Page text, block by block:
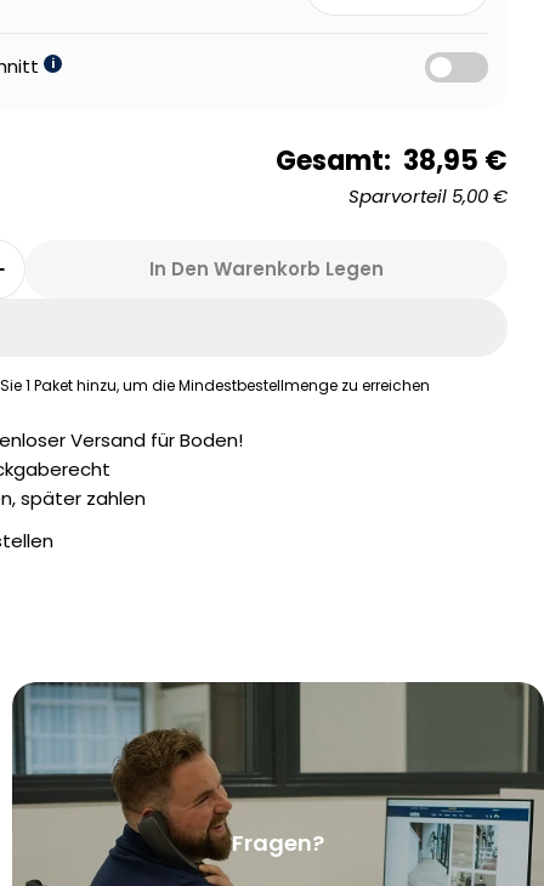
i
Gesamt: 38,95 €
Sparvorteil 5,00 €
Vivafloors Fischgrät 7210 Klebe-Vinyl
Für Vivafloors Fischgrät 7210 Klebe-Vinyl
In Den Warenkorb Legen
1 Paket hinzu, um die Mindestbestellmenge zu erreichen
Versand für Boden!
später zahlen
Name
Mail
Ihr
Telefon
Ihre
Fragen?